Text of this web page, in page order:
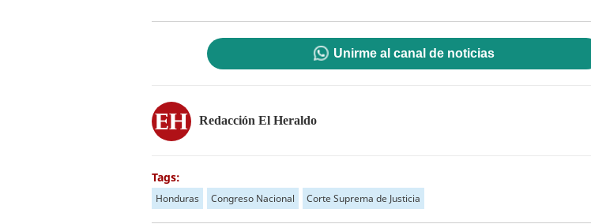
Unirme al canal de noticias
Redacción El Heraldo
Tags:
Honduras Congreso Nacional Corte Suprema de Justicia